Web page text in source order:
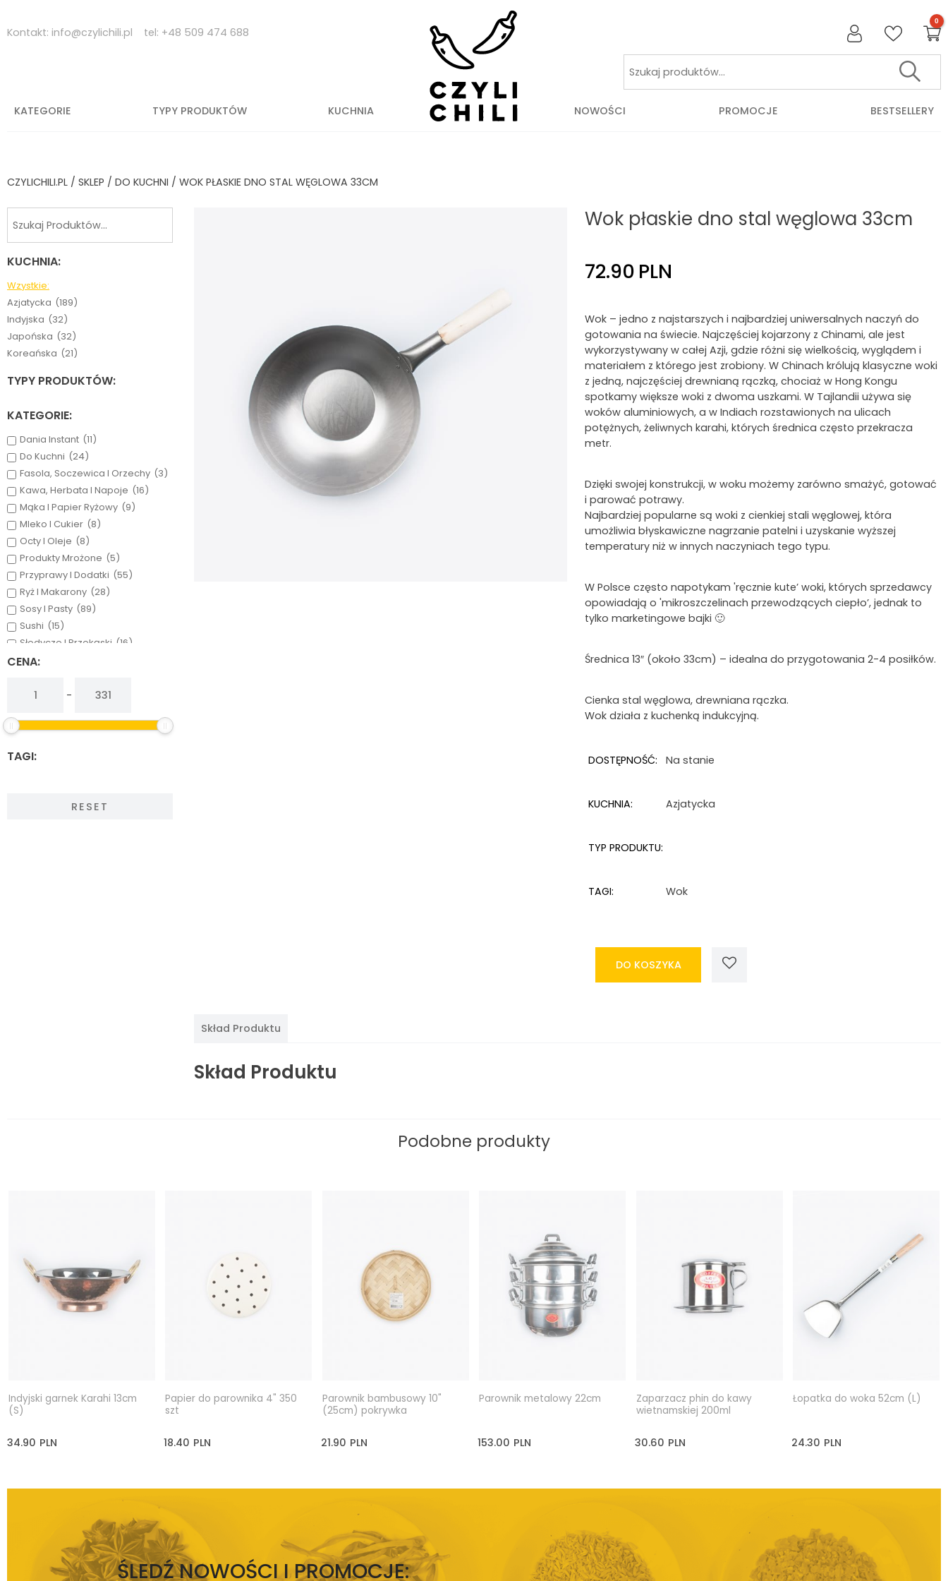
content
Kontakt: info@czylichili.pl tel: +48 509 474 688
KATEGORIE TYPY PRODUKTÓW KUCHNIA NOWOŚCI PROMOCJE BESTSELLERY
CZYLICHILI.PL / SKLEP / DO KUCHNI / WOK PŁASKIE DNO STAL WĘGLOWA 33CM
KUCHNIA:
Wzystkie:
Azjatycka (189)
Indyjska (32)
Japońska (32)
Koreańska (21)
TYPY PRODUKTÓW:
KATEGORIE:
Dania Instant (11)
Do Kuchni (24)
Fasola, Soczewica I Orzechy (3)
Kawa, Herbata I Napoje (16)
Mąka I Papier Ryżowy (9)
Mleko I Cukier (8)
Octy I Oleje (8)
Produkty Mrożone (5)
Przyprawy I Dodatki (55)
Ryż I Makarony (28)
Sosy I Pasty (89)
Sushi (15)
Słodycze I Przekąski (16)
Warzywa, Grzyby I Owoce
CENA:
-
TAGI:
RESET
Wok płaskie dno stal węglowa 33cm
72.90 PLN
Wok – jedno z najstarszych i najbardziej uniwersalnych naczyń do
gotowania na świecie. Najczęściej kojarzony z Chinami, ale jest
wykorzystywany w całej Azji, gdzie różni się wielkością, wyglądem i
materiałem z którego jest zrobiony. W Chinach królują klasyczne woki
z jedną, najczęściej drewnianą rączką, chociaż w Hong Kongu
spotkamy większe woki z dwoma uszkami. W Tajlandii używa się
woków aluminiowych, a w Indiach rozstawionych na ulicach
potężnych, żeliwnych karahi, których średnica często przekracza
metr.
Dzięki swojej konstrukcji, w woku możemy zarówno smażyć, gotować
i parować potrawy.
Najbardziej popularne są woki z cienkiej stali węglowej, która
umożliwia błyskawiczne nagrzanie patelni i uzyskanie wyższej
temperatury niż w innych naczyniach tego typu.
W Polsce często napotykam 'ręcznie kute’ woki, których sprzedawcy
opowiadają o 'mikroszczelinach przewodzących ciepło’, jednak to
tylko marketingowe bajki 🙂
Średnica 13″ (około 33cm) – idealna do przygotowania 2-4 posiłków.
Cienka stal węglowa, drewniana rączka.
Wok działa z kuchenką indukcyjną.
DOSTĘPNOŚĆ: Na stanie
KUCHNIA: Azjatycka
TYP PRODUKTU:
TAGI: Wok
DO KOSZYKA
Skład Produktu
Skład Produktu
Podobne produkty
Indyjski garnek Karahi 13cm
(S)
34.90 PLN
Papier do parownika 4" 350
szt
18.40 PLN
Parownik bambusowy 10"
(25cm) pokrywka
21.90 PLN
Parownik metalowy 22cm
153.00 PLN
Zaparzacz phin do kawy
wietnamskiej 200ml
30.60 PLN
Łopatka do woka 52cm (L)
24.30 PLN
ŚLEDŹ NOWOŚCI I PROMOCJE: